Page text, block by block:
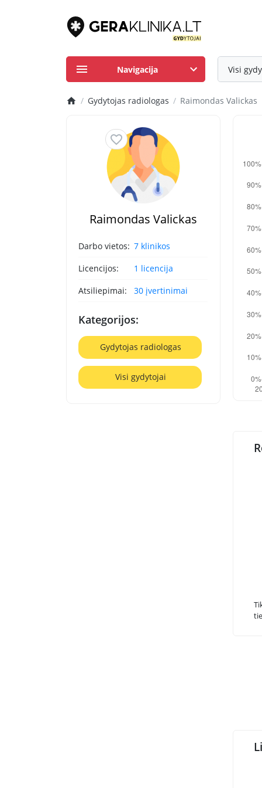
Visi
Navigacija
Gydytojas radiologas Raimondas Valickas
Raimondas Valickas
Darbo vietos: 7 klinikos
Licencijos:
1 licencija
Atsiliepimai:
30 įvertinimai
Kategorijos:
Gydytojas radiologas
Visi gydytojai